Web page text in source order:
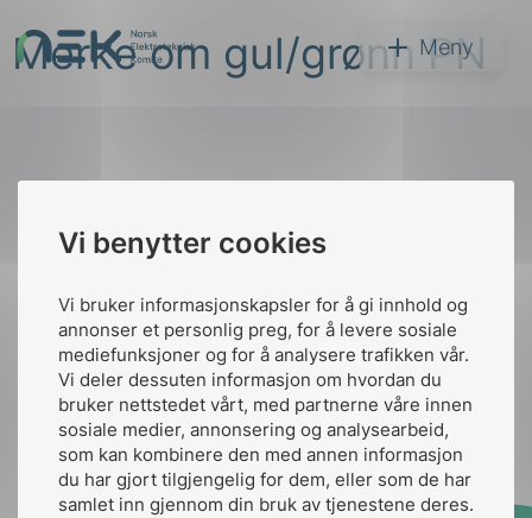
Vi benytter cookies
Vi bruker informasjonskapsler for å gi innhold og
annonser et personlig preg, for å levere sosiale
mediefunksjoner og for å analysere trafikken vår.
Vi deler dessuten informasjon om hvordan du
bruker nettstedet vårt, med partnerne våre innen
sosiale medier, annonsering og analysearbeid,
som kan kombinere den med annen informasjon
du har gjort tilgjengelig for dem, eller som de har
samlet inn gjennom din bruk av tjenestene deres.
til
innhold
NEK Meny
Søk
Merke om gul/grønn PN
Kontakt oss
Ansatte
nek@nek.no
Kontakt
Bruk av Cookies